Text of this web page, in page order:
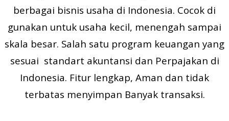
berbagai bisnis usaha di Indonesia. Cocok di
gunakan untuk usaha kecil, menengah sampai
skala besar. Salah satu program keuangan yang
sesuai standart akuntansi dan Perpajakan di
Indonesia. Fitur lengkap, Aman dan tidak
terbatas menyimpan Banyak transaksi.